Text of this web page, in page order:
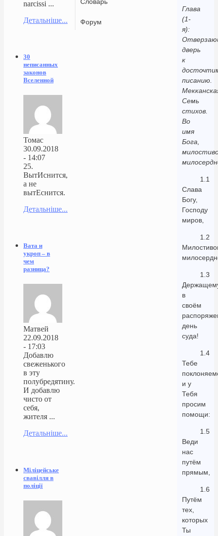
Форум
Глава
(1-
я):
дверь
к
писанию.
Семь
стихов.
Во
имя
Бога,
1.1
Слава
Богу,
Господу
миров,
1.2
1.3
в
своём
день
суда!
1.4
Тебе
и у
Тебя
просим
помощи:
1.5
Веди
нас
путём
прямым,
1.6
Путём
тех,
которых
Ты
narcissi ...
Детальніше...
30
неписанных
законов
Вселенной
Томас
30.09.2018
- 14:07
25.
ВытИснится,
а не
вытЕснится.
Детальніше...
Вата и
укроп – в
чем
разница?
Матвей
22.09.2018
- 17:03
Добавлю
свеженького
в эту
полубредятину.
И добавлю
чисто от
себя,
жителя ...
Детальніше...
Міліцейське
свавілля в
поліції